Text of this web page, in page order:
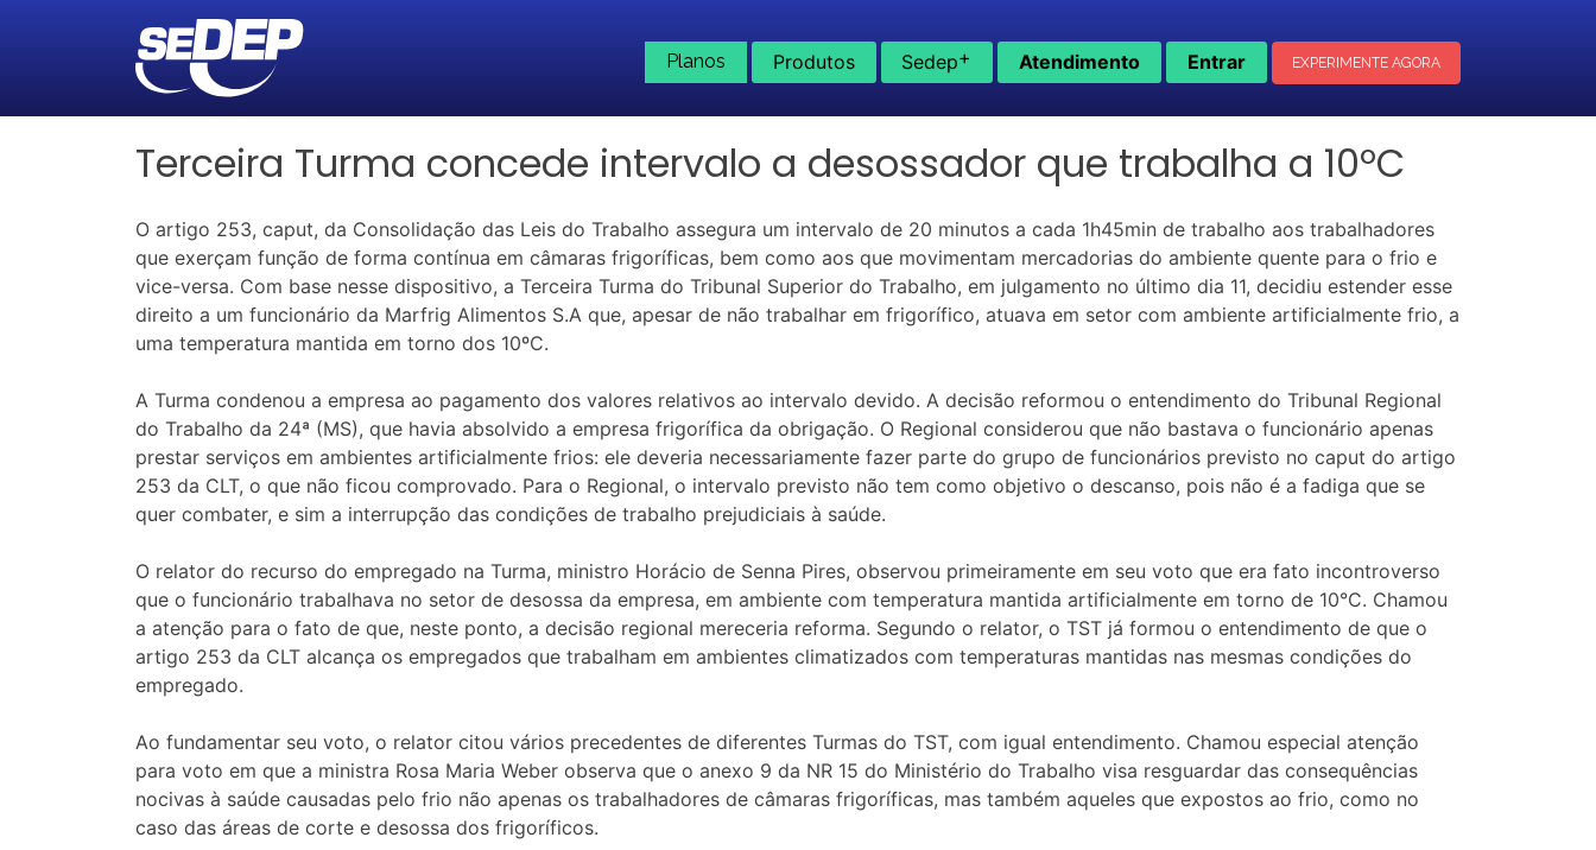
Planos Produtos Sedep+ Atendimento Entrar EXPERIMENTE AGORA
Terceira Turma concede intervalo a desossador que trabalha a 10ºC
O artigo 253, caput, da Consolidação das Leis do Trabalho assegura um intervalo de 20 minutos a cada 1h45min de trabalho aos trabalhadores
que exerçam função de forma contínua em câmaras frigoríficas, bem como aos que movimentam mercadorias do ambiente quente para o frio e
vice-versa. Com base nesse dispositivo, a Terceira Turma do Tribunal Superior do Trabalho, em julgamento no último dia 11, decidiu estender esse
direito a um funcionário da Marfrig Alimentos S.A que, apesar de não trabalhar em frigorífico, atuava em setor com ambiente artificialmente frio, a
uma temperatura mantida em torno dos 10ºC.
A Turma condenou a empresa ao pagamento dos valores relativos ao intervalo devido. A decisão reformou o entendimento do Tribunal Regional
do Trabalho da 24ª (MS), que havia absolvido a empresa frigorífica da obrigação. O Regional considerou que não bastava o funcionário apenas
prestar serviços em ambientes artificialmente frios: ele deveria necessariamente fazer parte do grupo de funcionários previsto no caput do artigo
253 da CLT, o que não ficou comprovado. Para o Regional, o intervalo previsto não tem como objetivo o descanso, pois não é a fadiga que se
quer combater, e sim a interrupção das condições de trabalho prejudiciais à saúde.
O relator do recurso do empregado na Turma, ministro Horácio de Senna Pires, observou primeiramente em seu voto que era fato incontroverso
que o funcionário trabalhava no setor de desossa da empresa, em ambiente com temperatura mantida artificialmente em torno de 10°C. Chamou
a atenção para o fato de que, neste ponto, a decisão regional mereceria reforma. Segundo o relator, o TST já formou o entendimento de que o
artigo 253 da CLT alcança os empregados que trabalham em ambientes climatizados com temperaturas mantidas nas mesmas condições do
empregado.
Ao fundamentar seu voto, o relator citou vários precedentes de diferentes Turmas do TST, com igual entendimento. Chamou especial atenção
para voto em que a ministra Rosa Maria Weber observa que o anexo 9 da NR 15 do Ministério do Trabalho visa resguardar das consequências
nocivas à saúde causadas pelo frio não apenas os trabalhadores de câmaras frigoríficas, mas também aqueles que expostos ao frio, como no
caso das áreas de corte e desossa dos frigoríficos.